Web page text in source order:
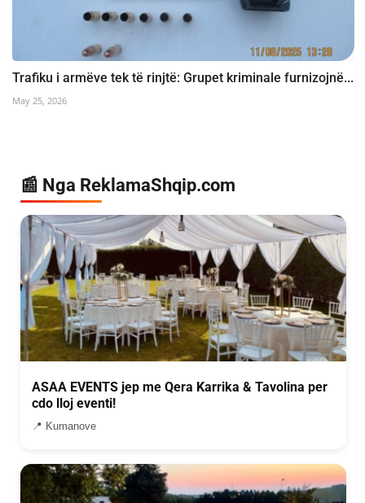
Trafiku i armëve tek të rinjtë: Grupet kriminale furnizojnë...
May 25, 2026
📰 Nga ReklamaShqip.com
ASAA EVENTS jep me Qera Karrika & Tavolina per
cdo lloj eventi!
📍 Kumanove